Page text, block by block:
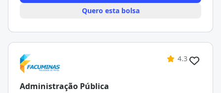
Quero esta bolsa
4.3
Administração Pública